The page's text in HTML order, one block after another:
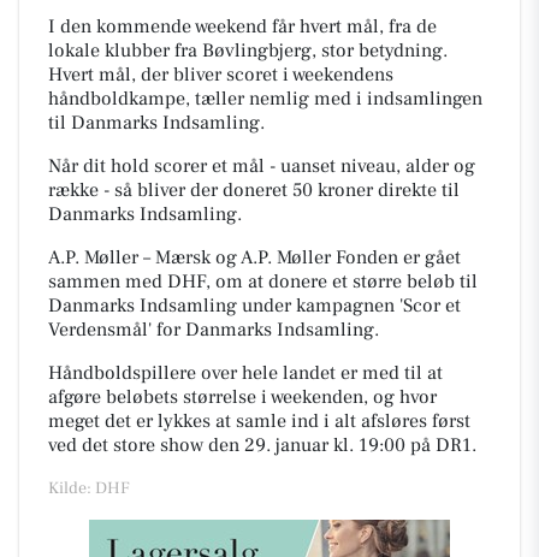
I den kommende weekend får hvert mål, fra de
lokale klubber fra Bøvlingbjerg, stor betydning.
Hvert mål, der bliver scoret i weekendens
håndboldkampe, tæller nemlig med i indsamlingen
til Danmarks Indsamling.
Når dit hold scorer et mål - uanset niveau, alder og
række - så bliver der doneret 50 kroner direkte til
Danmarks Indsamling.
A.P. Møller – Mærsk og A.P. Møller Fonden er gået
sammen med DHF, om at donere et større beløb til
Danmarks Indsamling under kampagnen 'Scor et
Verdensmål' for Danmarks Indsamling.
Håndboldspillere over hele landet er med til at
afgøre beløbets størrelse i weekenden, og hvor
meget det er lykkes at samle ind i alt afsløres først
ved det store show den 29. januar kl. 19:00 på DR1.
Kilde: DHF